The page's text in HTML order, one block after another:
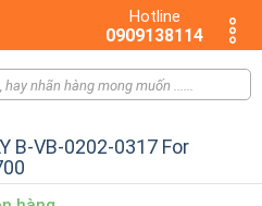
Hotline
0909138114
B-VB-0202-0317 For